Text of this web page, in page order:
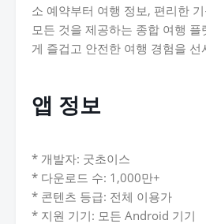
소 예약부터 여행 정보, 편리한
모든 것을 제공하는 종합 여행 플
게 즐겁고 안전한 여행 경험을 선
앱 정보
* 개발자: 굿초이스
* 다운로드 수: 1,000만+
* 콘텐츠 등급: 전체 이용가
* 지원 기기: 모든 Android 기기